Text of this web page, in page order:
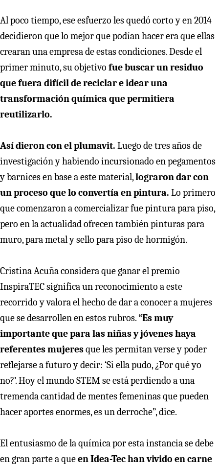
Al poco tiempo, ese esfuerzo les quedó corto y en 2014
decidieron que lo mejor que podían hacer era que ellas
crearan una empresa de estas condiciones. Desde el
primer minuto, su objetivo fue buscar un residuo
que fuera difícil de reciclar e idear una
transformación química que permitiera
reutilizarlo.
Así dieron con el plumavit. Luego de tres años de
investigación y habiendo incursionado en pegamentos
y barnices en base a este material,lograron dar con
un proceso que lo convertía en pintura. Lo primero
que comenzaron a comercializar fue pintura para piso,
pero en la actualidad ofrecen también pinturas para
muro, para metal y sello para piso de hormigón.
Cristina Acuña considera que ganar el premio
InspiraTEC significa un reconocimiento a este
recorrido y valora el hecho de dar a conocer a mujeres
que se desarrollen en estos rubros.“Es muy
importante que para las niñas y jóvenes haya
referentes mujeresque les permitan verse y poder
reflejarse a futuro y decir: ‘Si ella pudo, ¿Por qué yo
no?’. Hoy el mundo STEM se está perdiendo a una
tremenda cantidad de mentes femeninas que pueden
hacer aportes enormes, es un derroche”, dice.
El entusiasmo de la química por esta instancia se debe
en gran parte a queen Idea-Tec han vivido en carne